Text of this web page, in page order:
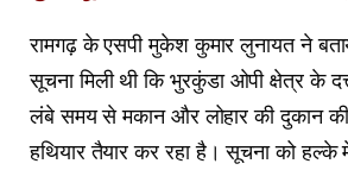
रामगढ़ के एसपी मुकेश कुमार लुनायत ने
सूचना मिली थी कि भुरकुंडा ओपी क्षेत्र के
लंबे समय से मकान और लोहार की दुकान
हथियार तैयार कर रहा है। सूचना को हल्के